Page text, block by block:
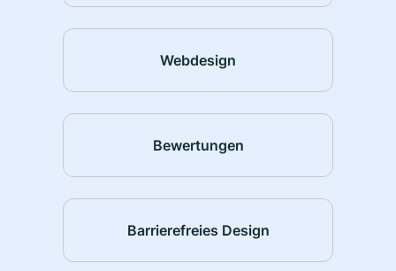
Webdesign
Bewertungen
Barrierefreies Design